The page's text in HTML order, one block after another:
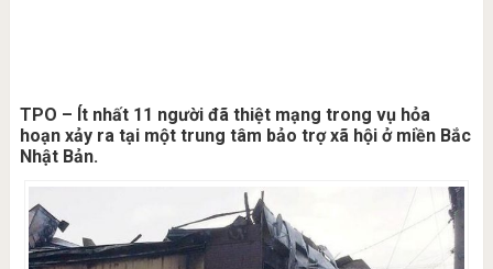
TPO – Ít nhất 11 người đã thiệt mạng trong vụ hỏa
hoạn xảy ra tại một trung tâm bảo trợ xã hội ở miền Bắc
Nhật Bản.